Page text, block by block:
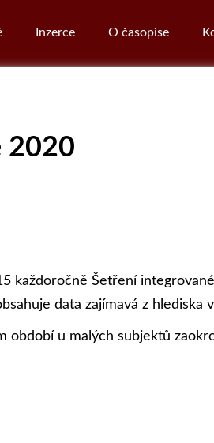
Inzerce O časopise
2020
každoročně Šetření
data zajímavá z hlediska
u malých subjektů